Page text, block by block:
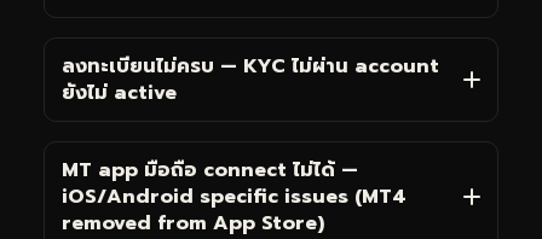
ลงทะเบียนไม่ครบ — KYC ไม่ผ่าน account
ยังไม่ active
MT app มือถือ connect ไม่ได้ —
iOS/Android specific issues (MT4
removed from App Store)